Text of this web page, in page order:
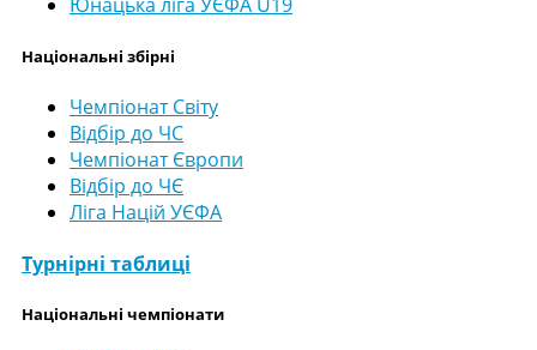
Юнацька ліга УЄФА U19
Національні збірні
Чемпіонат Світу
Відбір до ЧС
Чемпіонат Європи
Відбір до ЧЄ
Ліга Націй УЄФА
Турнірні таблиці
Національні чемпіонати